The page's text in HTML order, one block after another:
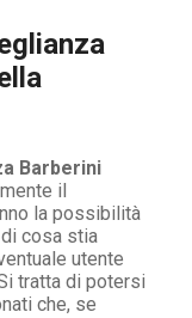
Barberini
il
la possibilità
cosa stia
utente
tratta di potersi
che, se